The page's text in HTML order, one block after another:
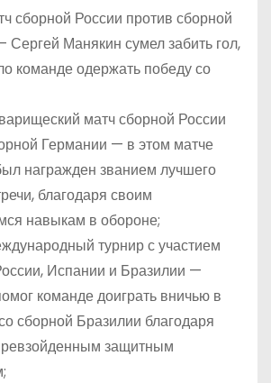
сборной России против сборной
Манякин сумел забить гол,
команде одержать победу со
матч сборной России
Германии — в этом матче
награжден званием лучшего
благодаря своим
навыкам в обороне;
турнир с участием
Испании и Бразилии —
команде доиграть вничью в
сборной Бразилии благодаря
защитным